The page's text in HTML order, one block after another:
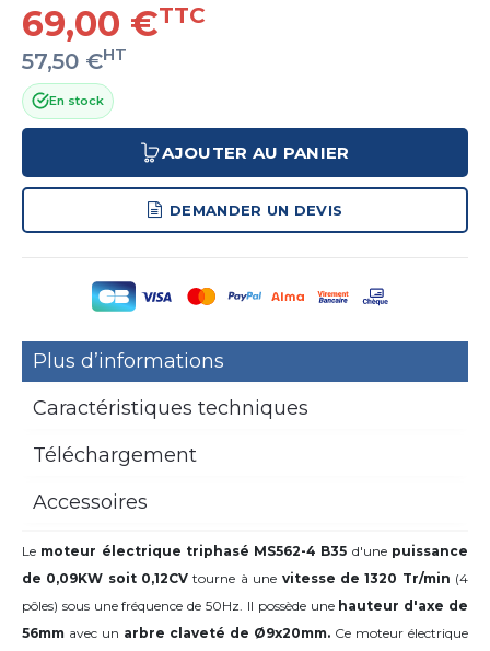
69,00 €TTC
57,50 €HT
En stock
AJOUTER AU PANIER
DEMANDER UN DEVIS
Plus d’informations
Caractéristiques techniques
Téléchargement
Accessoires
Le moteur électrique triphasé MS562-4 B35 d'une puissance
de 0,09KW soit 0,12CV tourne à une vitesse de 1320 Tr/min (4
pôles) sous une fréquence de 50Hz. Il possède une hauteur d'axe de
56mm avec un arbre claveté de Ø9x20mm. Ce moteur électrique